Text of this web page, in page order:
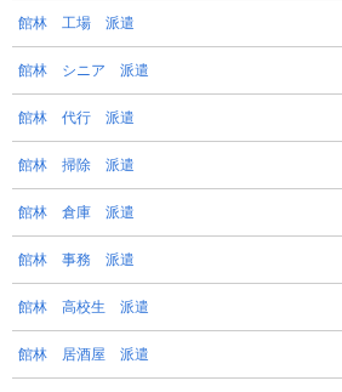
館林 工場 派遣
館林 シニア 派遣
館林 代行 派遣
館林 掃除 派遣
館林 倉庫 派遣
館林 事務 派遣
館林 高校生 派遣
館林 居酒屋 派遣